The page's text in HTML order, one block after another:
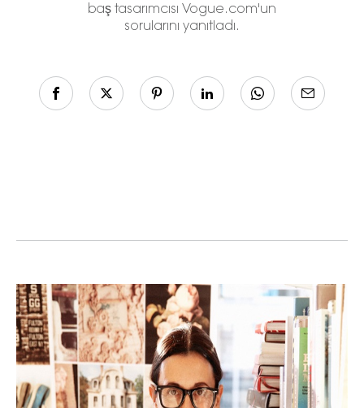
baş tasarımcısı Vogue.com'un
sorularını yanıtladı.